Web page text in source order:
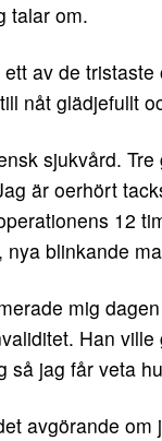
talar om.
av de
till nåt glädjefullt
sjukvård.
är oerhört
12
blinkande
mig
Han
så jag får veta
avgörande